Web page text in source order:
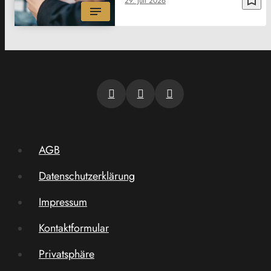
AGB
Datenschutzerklärung
Impressum
Kontaktformular
Privatsphäre